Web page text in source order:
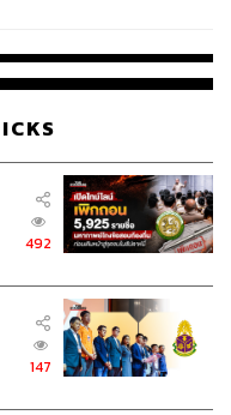
492
147